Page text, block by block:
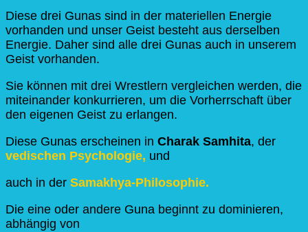
Diese drei Gunas sind in der materiellen Energie
vorhanden und unser Geist besteht aus derselben
Energie. Daher sind alle drei Gunas auch in unserem
Geist vorhanden.
Sie können mit drei Wrestlern vergleichen werden, die
miteinander konkurrieren, um die Vorherrschaft über
den eigenen Geist zu erlangen.
Diese Gunas erscheinen in Charak Samhita, der
vedischen Psychologie, und
auch in der Samakhya-Philosophie.
Die eine oder andere Guna beginnt zu dominieren,
abhängig von